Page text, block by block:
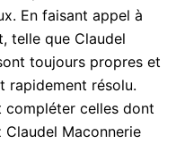
En faisant appel à
telle que Claudel
toujours propres et
rapidement résolu.
celles dont
Maconnerie